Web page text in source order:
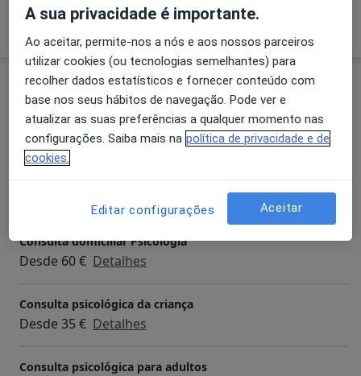
Mostrar mais detalhes
Serviços e preços
Primeira consulta Psicologia
Detalhes
Consulta domiciliar Psicologia
Desde 60 € Detalhes
Consulta psicológica da criança
Desde 35 € Detalhes
Consulta psicológica para adultos
A sua privacidade é importante.
Ao aceitar, permite-nos a nós e aos nossos parceiros
utilizar cookies (ou tecnologias semelhantes) para
recolher dados estatísticos e fornecer conteúdo com
base nos seus hábitos de navegação. Pode ver e
atualizar as suas preferências a qualquer momento nas
configurações. Saiba mais na política de privacidade e de
cookies.
Editar configurações Aceitar